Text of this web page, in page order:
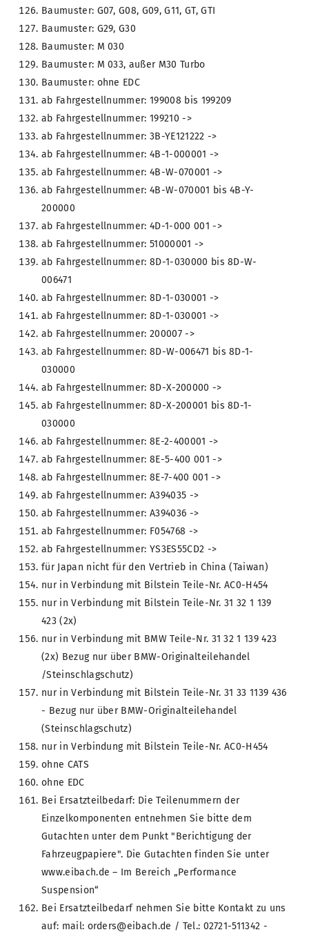
Baumuster: G07, G08, G09, G11, GT, GTI
Baumuster: G29, G30
Baumuster: M 030
Baumuster: M 033, außer M30 Turbo
Baumuster: ohne EDC
ab Fahrgestellnummer: 199008 bis 199209
ab Fahrgestellnummer: 199210 ->
ab Fahrgestellnummer: 3B-YE121222 ->
ab Fahrgestellnummer: 4B-1-000001 ->
ab Fahrgestellnummer: 4B-W-070001 ->
ab Fahrgestellnummer: 4B-W-070001 bis 4B-Y-
200000
ab Fahrgestellnummer: 4D-1-000 001 ->
ab Fahrgestellnummer: 51000001 ->
ab Fahrgestellnummer: 8D-1-030000 bis 8D-W-
006471
ab Fahrgestellnummer: 8D-1-030001 ->
ab Fahrgestellnummer: 8D-1-030001 ->
ab Fahrgestellnummer: 200007 ->
ab Fahrgestellnummer: 8D-W-006471 bis 8D-1-
030000
ab Fahrgestellnummer: 8D-X-200000 ->
ab Fahrgestellnummer: 8D-X-200001 bis 8D-1-
030000
ab Fahrgestellnummer: 8E-2-400001 ->
ab Fahrgestellnummer: 8E-5-400 001 ->
ab Fahrgestellnummer: 8E-7-400 001 ->
ab Fahrgestellnummer: A394035 ->
ab Fahrgestellnummer: A394036 ->
ab Fahrgestellnummer: F054768 ->
ab Fahrgestellnummer: YS3ES55CD2 ->
für Japan nicht für den Vertrieb in China (Taiwan)
nur in Verbindung mit Bilstein Teile-Nr. AC0-H454
nur in Verbindung mit Bilstein Teile-Nr. 31 32 1 139
423 (2x)
nur in Verbindung mit BMW Teile-Nr. 31 32 1 139 423
(2x) Bezug nur über BMW-Originalteilehandel
/Steinschlagschutz)
nur in Verbindung mit Bilstein Teile-Nr. 31 33 1139 436
- Bezug nur über BMW-Originalteilehandel
(Steinschlagschutz)
nur in Verbindung mit Bilstein Teile-Nr. AC0-H454
ohne CATS
ohne EDC
Bei Ersatzteilbedarf: Die Teilenummern der
Einzelkomponenten entnehmen Sie bitte dem
Gutachten unter dem Punkt "Berichtigung der
Fahrzeugpapiere". Die Gutachten finden Sie unter
www.eibach.de – Im Bereich „Performance
Suspension“
Bei Ersatzteilbedarf nehmen Sie bitte Kontakt zu uns
auf: mail: orders@eibach.de / Tel.: 02721-511342 -